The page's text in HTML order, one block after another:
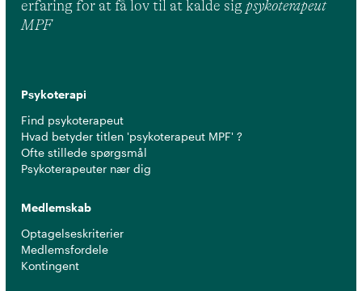
erfaring for at få lov til at kalde sig psykoterapeut
MPF
Psykoterapi
Find psykoterapeut
Hvad betyder titlen 'psykoterapeut MPF' ?
Ofte stillede spørgsmål
Psykoterapeuter nær dig
Medlemskab
Optagelseskriterier
Medlemsfordele
Kontingent